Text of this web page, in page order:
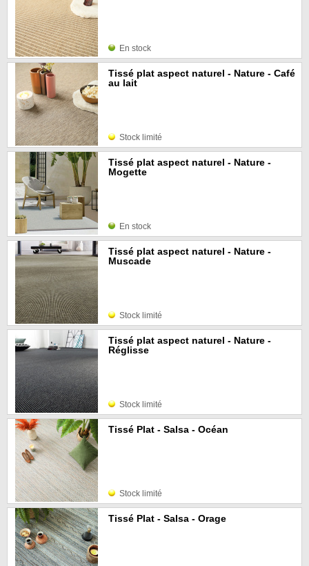
En stock
Tissé plat aspect naturel - Nature - Café
au lait
Stock limité
Tissé plat aspect naturel - Nature -
Mogette
En stock
Tissé plat aspect naturel - Nature -
Muscade
Stock limité
Tissé plat aspect naturel - Nature -
Réglisse
Stock limité
Tissé Plat - Salsa - Océan
Stock limité
Tissé Plat - Salsa - Orage